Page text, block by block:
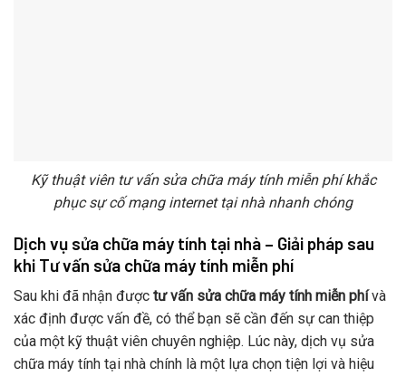
Kỹ thuật viên tư vấn sửa chữa máy tính miễn phí khắc
phục sự cố mạng internet tại nhà nhanh chóng
Dịch vụ sửa chữa máy tính tại nhà – Giải pháp sau
khi Tư vấn sửa chữa máy tính miễn phí
Sau khi đã nhận được tư vấn sửa chữa máy tính miễn phívà
xác định được vấn đề, có thể bạn sẽ cần đến sự can thiệp
của một kỹ thuật viên chuyên nghiệp. Lúc này, dịch vụ sửa
chữa máy tính tại nhà chính là một lựa chọn tiện lợi và hiệu